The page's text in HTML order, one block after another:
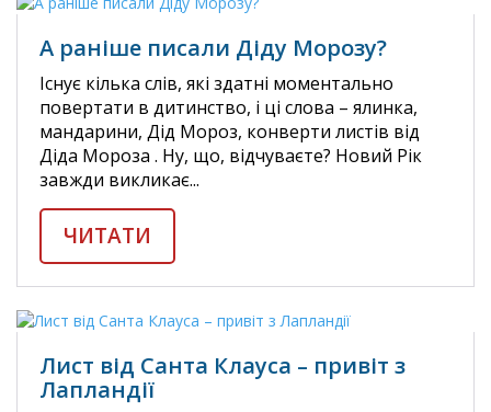
А раніше писали Діду Морозу?
Існує кілька слів, які здатні моментально
повертати в дитинство, і ці слова – ялинка,
мандарини, Дід Мороз, конверти листів від
Діда Мороза . Ну, що, відчуваєте? Новий Рік
завжди викликає...
ЧИТАТИ
Лист від Санта Клауса – привіт з
Лапландії